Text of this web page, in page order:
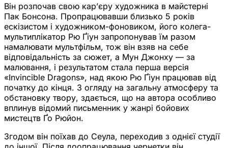
Він розпочав свою кар’єру художника в майстерні
Пак Бонсона. Пропрацювавши близько 5 років
ескізистом і художником-фоновиком, його колега-
мультиплікатор Рю Ґіун запропонував їм разом
намалювати мультфільм, тож він взяв на себе
відповідальність за сюжет, а Мун Джонху — за
малювання, і результатом стала перша версія
«Invincible Dragons», над якою Рю Ґіун працював від
початку до кінця. З огляду на загальну атмосферу та
обстановку твору, здається, що на автора особливо
вплинув відомий письменник у жанрі бойових
мистецтв Ґо Рюйон.
Згодом він поїхав до Сеула, переходив з однієї студії